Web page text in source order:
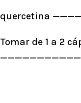
quercetina
Tomar de 1 a 2